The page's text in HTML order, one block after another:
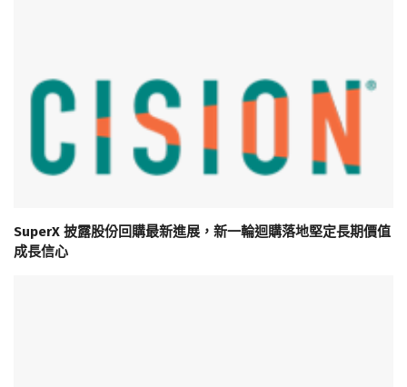
SuperX 披露股份回購最新進展，新一輪迴購落地堅定長期價值
成長信心